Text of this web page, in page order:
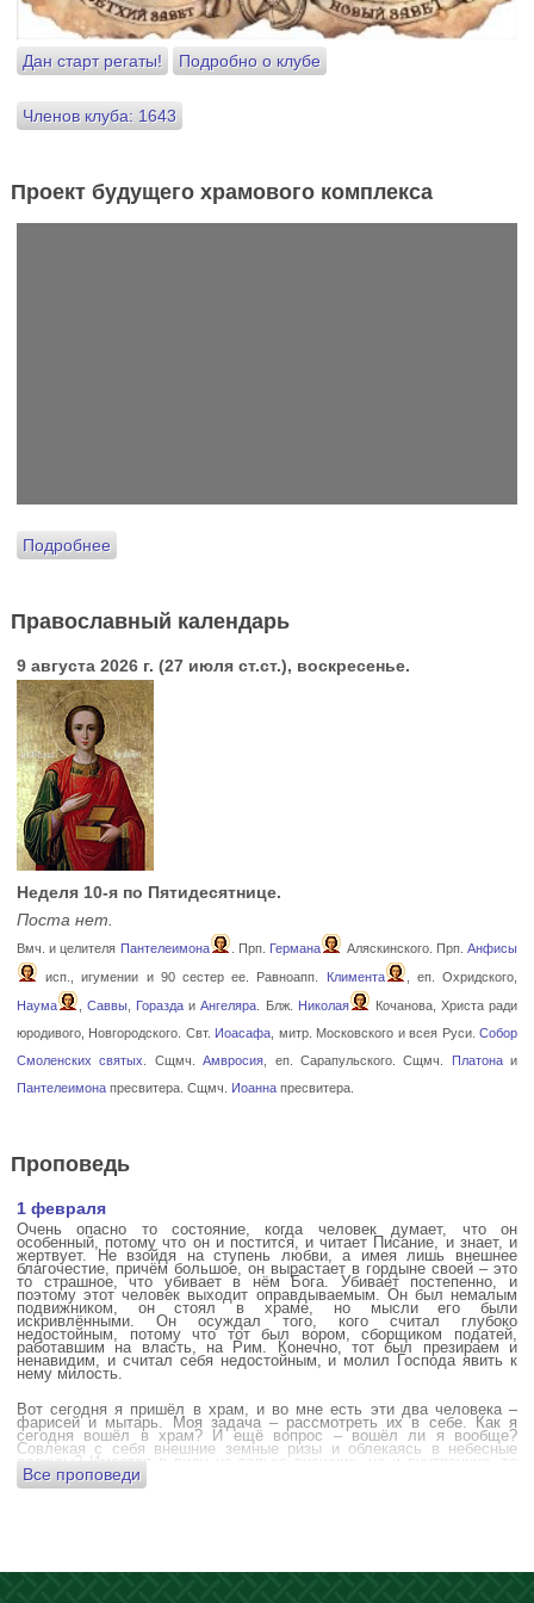
Дан старт регаты! Подробно о клубе
Членов клуба: 1643
Проект будущего храмового комплекса
Подробнее
Православный календарь
9 августа 2026 г. (27 июля ст.ст.), воскресенье.
Неделя 10-я по Пятидесятнице.
Поста нет.
Вмч. и целителя Пантелеимона . Прп. Германа Аляскинского. Прп.Анфисы
исп., игумении и 90 сестер ее. Равноапп.
Климента
, еп. Охридского,
Наума
,Саввы Горазда иАнгеляра . Блж. Николая
Кочанова, Христа ради
юродивого, Новгородского. Свт. Иоасафа , митр. Московского и всея Руси.Собор
Смоленских святых
. Сщмч.Амвросия , еп. Сарапульского. Сщмч. Платонаи
Пантелеимонапресвитера. Сщмч. Иоаннапресвитера.
Проповедь
1 февраля
Очень опасно то состояние, когда человек думает, что он
особенный, потому что он и постится, и читает Писание, и знает, и
жертвует. Не взойдя на ступень любви, а имея лишь внешнее
благочестие, причём большое, он вырастает в гордыне своей – это
то страшное, что убивает в нём Бога. Убивает постепенно, и
поэтому этот человек выходит оправдываемым. Он был немалым
подвижником, он стоял в храме, но мысли его были
искривлёнными. Он осуждал того, кого считал глубоко
недостойным, потому что тот был вором, сборщиком податей,
работавшим на власть, на Рим. Конечно, тот был презираем и
ненавидим, и считал себя недостойным, и молил Господа явить к
нему милость.
Вот сегодня я пришёл в храм, и во мне есть эти два человека –
фарисей и мытарь. Моя задача – рассмотреть их в себе. Как я
сегодня вошёл в храм? И ещё вопрос – вошёл ли я вообще?
Совлекая с себя внешние земные ризы и облекаясь в небесные
одежды? Имеется в виду не только внешние, но и внутренние, то
есть помыслы.
сердца?
Все проповеди